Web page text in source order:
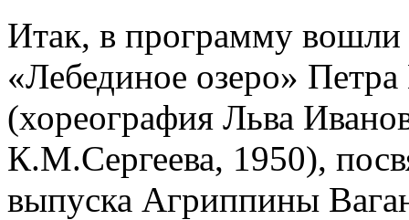
Итак, в программу вошли
«Лебединое озеро»
(хореография Льва
К.М.Сергеева, 1950),
выпуска Агриппины